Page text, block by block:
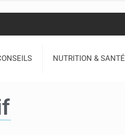
NUTRITION & SANTÉ